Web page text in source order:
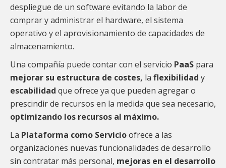
despliegue de un software evitando la labor de
comprar y administrar el hardware, el sistema
operativo y el aprovisionamiento de capacidades de
almacenamiento.
Una compañía puede contar con el servicio PaaS para
mejorar su estructura de costes, la flexibilidad y
escabilidad que ofrece ya que pueden agregar o
prescindir de recursos en la medida que sea necesario,
optimizando los recursos al máximo.
La Plataforma como Servicioofrece a las
organizaciones nuevas funcionalidades de desarrollo
sin contratar más personal, mejoras en el desarrollo